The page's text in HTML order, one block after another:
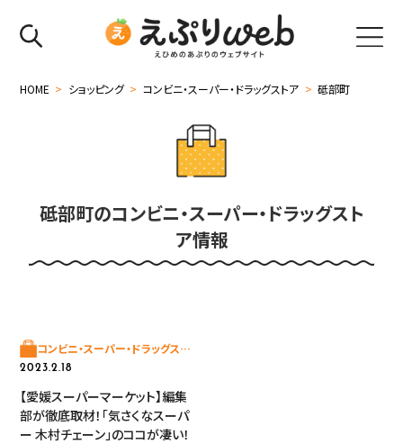
HOME > ショッピング > コンビニ・スーパー・ドラッグストア >砥部町
砥部町のコンビニ・スーパー・ドラッグスト
ア情報
コンビニ・スーパー・ドラッグスト
ア
2023.2.18
【愛媛スーパーマーケット】編集
部が徹底取材！「気さくなスーパ
ー 木村チェーン」のココが凄い！